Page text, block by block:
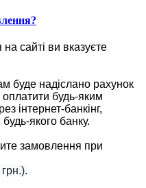
сайті ви вказуєте
буде надіслано рахунок
будь-яким
інтернет-банкінг,
якого банку.
замовлення при